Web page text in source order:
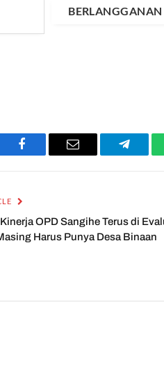
BERLANGGANAN
Facebook Email
OPD Sangihe Terus di
Harus Punya Desa Binaan